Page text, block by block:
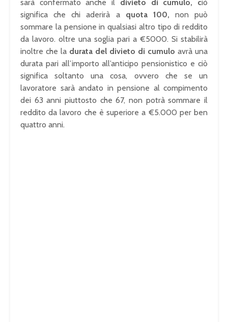
sarà confermato anche il divieto di cumulo, ciò
significa che chi aderirà a quota 100, non può
sommare la pensione in qualsiasi altro tipo di reddito
da lavoro. oltre una soglia pari a €5000. Si stabilirà
inoltre che la durata del divieto di cumulo avrà una
durata pari all’importo all’anticipo pensionistico e ciò
significa soltanto una cosa, ovvero che se un
lavoratore sarà andato in pensione al compimento
dei 63 anni piuttosto che 67, non potrà sommare il
reddito da lavoro che è superiore a €5.000 per ben
quattro anni.